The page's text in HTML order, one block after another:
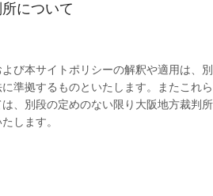
について
び本サイトポリシーの解釈や適用は、別
準拠するものといたします。またこれら
、別段の定めのない限り大阪地方裁判所
します。